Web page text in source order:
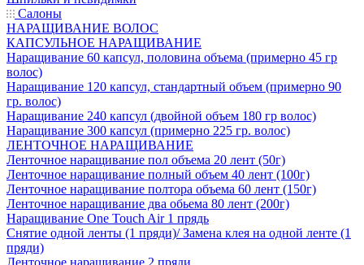
Салоны
НАРАЩИВАНИЕ ВОЛОС
КАПСУЛЬНОЕ НАРАЩИВАНИЕ
Наращивание 60 капсул, половина объема (примерно 45 гр
волос)
Наращивание 120 капсул, стандартный объем (примерно 90
гр. волос)
Наращивание 240 капсул (двойной объем 180 гр волос)
Наращивание 300 капсул (примерно 225 гр. волос)
ЛЕНТОЧНОЕ НАРАЩИВАНИЕ
Ленточное наращивание пол объема 20 лент (50г)
Ленточное наращивание полный объем 40 лент (100г)
Ленточное наращивание полтора объема 60 лент (150г)
Ленточное наращивание два обьема 80 лент (200г)
Наращивание One Touch Air 1 прядь
Снятие одной ленты (1 пряди)/ Замена клея на одной ленте (1
пряди)
Ленточное наращивание 2 пряди